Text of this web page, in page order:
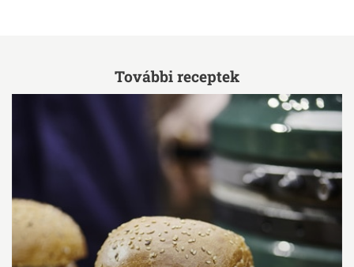
További receptek